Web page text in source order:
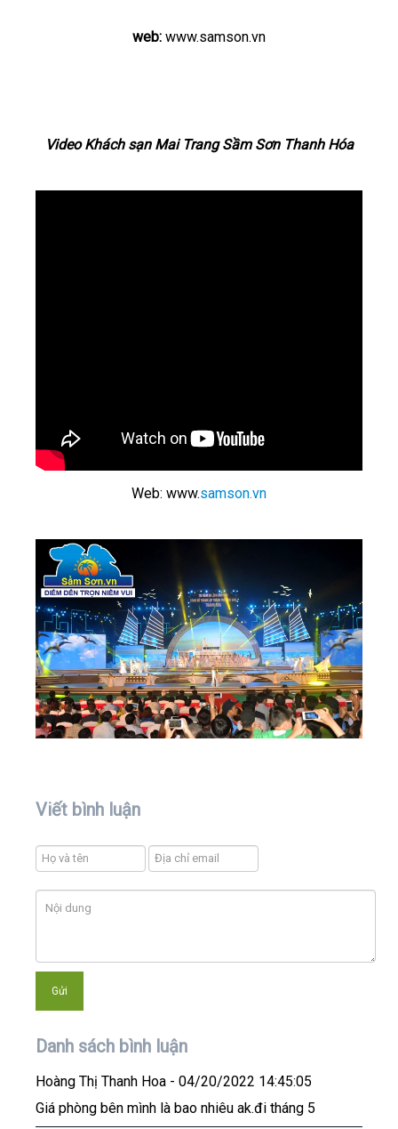
web: www.samson.vn
Video Khách sạn Mai Trang Sầm Sơn Thanh Hóa
Web: www.samson.vn
Viết bình luận
Danh sách bình luận
Hoàng Thị Thanh Hoa - 04/20/2022 14:45:05
Giá phòng bên mình là bao nhiêu ak.đi tháng 5